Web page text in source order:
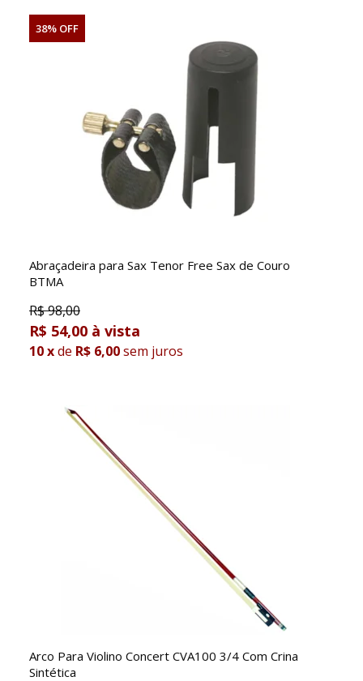
38% OFF
Abraçadeira para Sax Tenor Free Sax de Couro
BTMA
R$98,00
R$ 54,00
10xde R$ 6,00sem juros
Arco Para Violino Concert CVA100 3/4 Com Crina
Sintética